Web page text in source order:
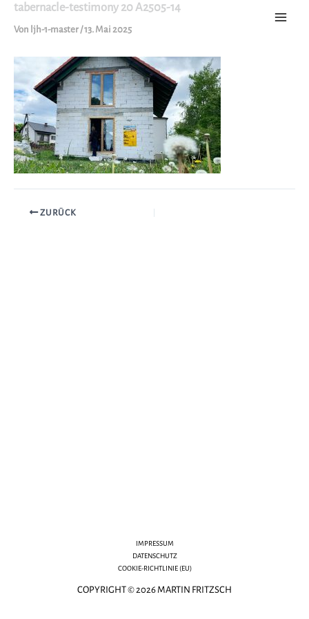
Zum
Inhalt
tabernacle-testimony 20 A2505-14
Von ljh-1-master /13. Mai 2025
ZURÜCK
IMPRESSUM
DATENSCHUTZ
COOKIE-RICHTLINIE (EU)
COPYRIGHT © 2026 MARTIN FRITZSCH